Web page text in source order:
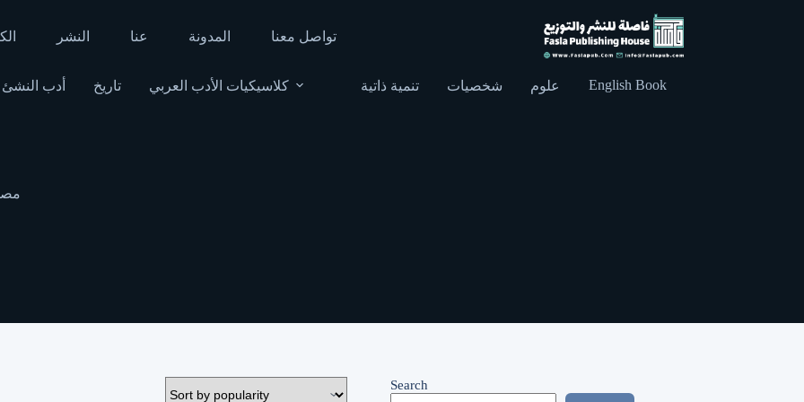
النشر عنا المدونة تواصل معنا
أدب النشئ تاريخ كلاسيكيات الأدب العربي تنمية ذاتية شخصيات علوم English Book
Search